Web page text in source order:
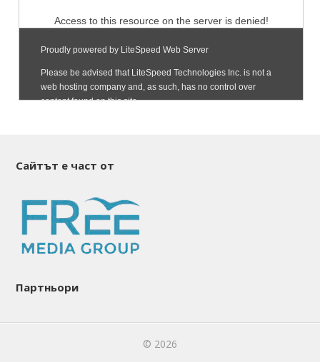
Сайтът е част от
Партньори
© 2026